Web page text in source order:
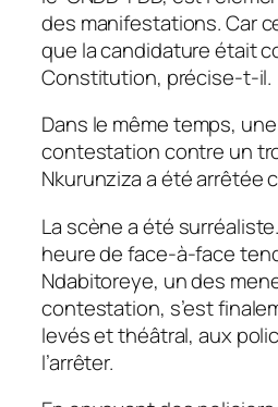
des manifestations. Car
que la candidature était
Constitution, précise-t-il.
Dans le même temps,
contestation contre un
Nkurunziza a été arrêtée
La scène a été
heure de face-à-face
Ndabitoreye, un des
contestation, s’est
levés et théâtral, aux
l’arrêter.